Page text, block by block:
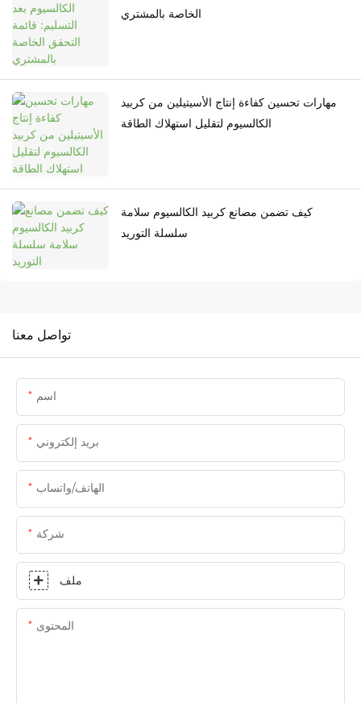
الخاصة بالمشتري
مهارات تحسين كفاءة إنتاج الأسيتيلين من كربيد
الكالسيوم لتقليل استهلاك الطاقة
كيف تضمن مصانع كربيد الكالسيوم سلامة
سلسلة التوريد
تواصل معنا
اسم
بريد إلكتروني
الهاتف/واتساب
شركة
ملف
المحتوى